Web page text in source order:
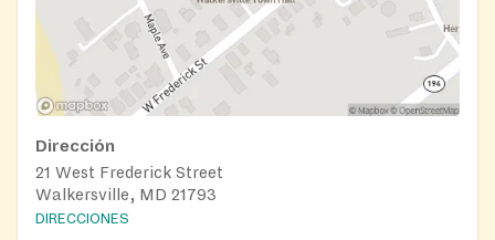
Dirección
21 West Frederick Street
Walkersville, MD 21793
DIRECCIONES